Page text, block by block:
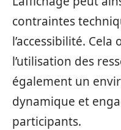
contraintes
l’accessibilité.
l’utilisation des
également un
dynamique et
participants.